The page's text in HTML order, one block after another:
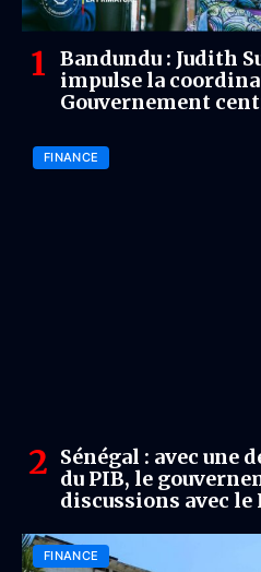
Bandundu : Judith
impulse la
Gouvernement
FINANCE
Sénégal : avec une
du PIB, le
discussions avec le
FINANCE